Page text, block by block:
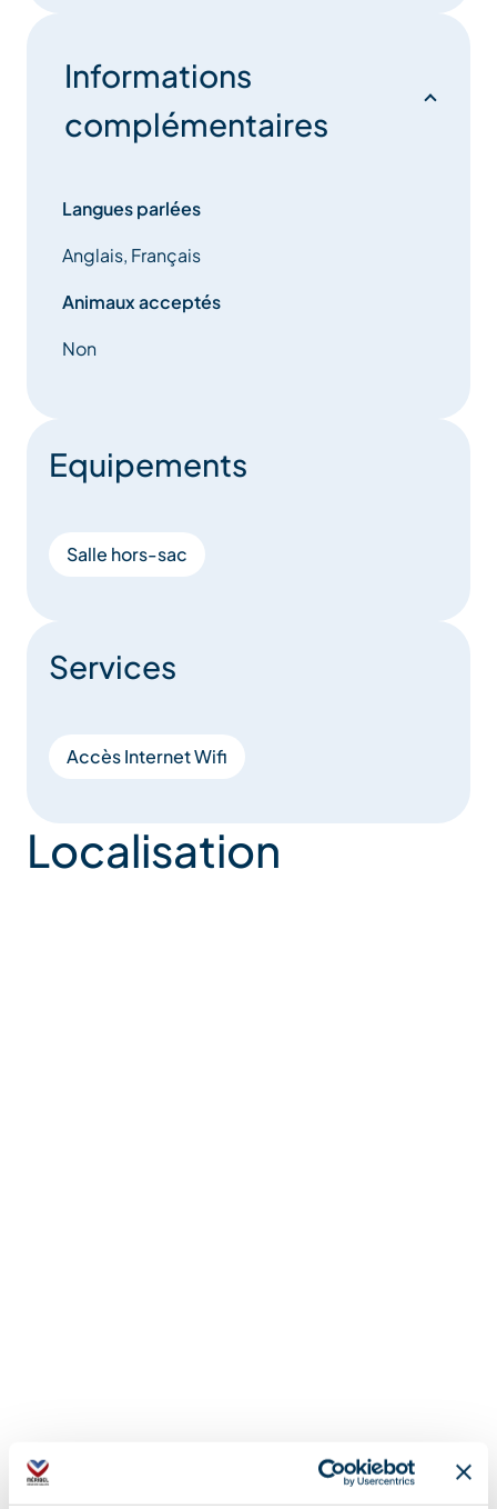
Informations
complémentaires
Langues parlées
Anglais, Français
Animaux acceptés
Non
Equipements
Salle hors-sac
Services
Accès Internet Wifi
Localisation